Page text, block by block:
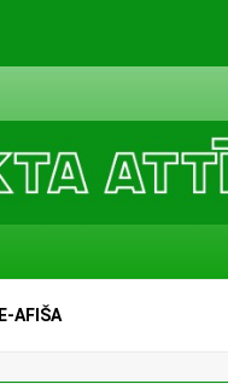
E-AFIŠA